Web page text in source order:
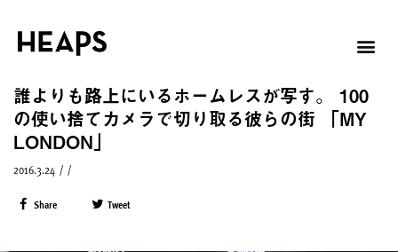
誰よりも路上にいるホームレスが写す。 100
の使い捨てカメラで切り取る彼らの街 「MY
LONDON」
2016.3.24 / /
Share Tweet